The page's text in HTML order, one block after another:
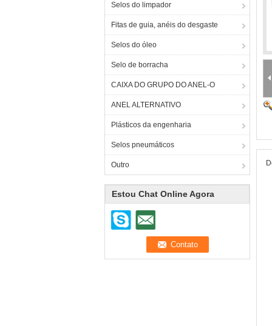
Selos do limpador
Fitas de guia, anéis do desgaste
Selos do óleo
Selo de borracha
CAIXA DO GRUPO DO ANEL-O
ANEL ALTERNATIVO
Plásticos da engenharia
Selos pneumáticos
Outro
Estou Chat Online Agora